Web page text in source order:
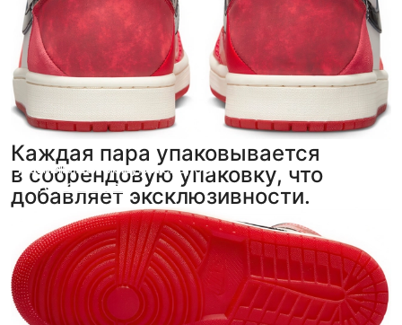
Каждая пара упаковывается
в собрендовую упаковку, что
добавляет эксклюзивности.
Полина Галкина, 5
фотоиз отзыва
Анонимный покупатель, 5
фотоиз отзыва